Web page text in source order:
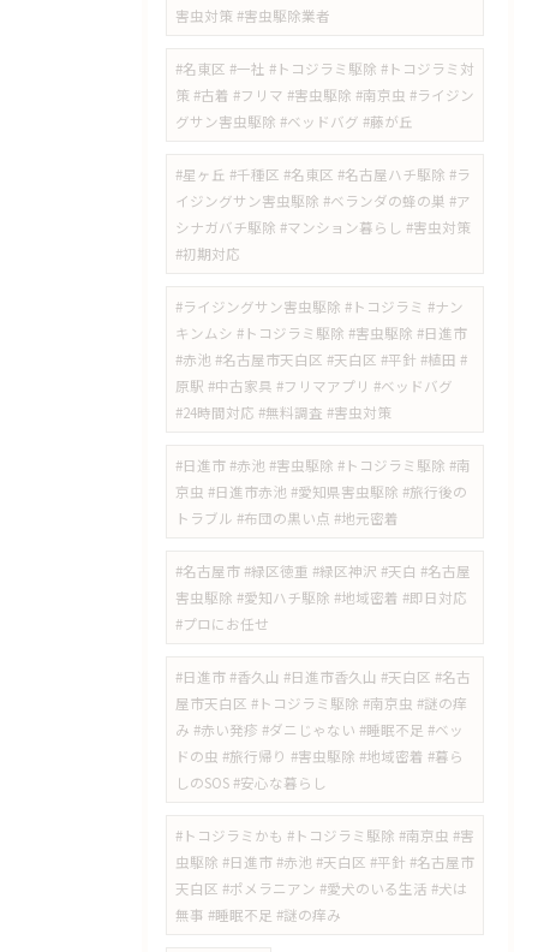
害虫対策 #害虫駆除業者
#名東区 #一社 #トコジラミ駆除 #トコジラミ対
策 #古着 #フリマ #害虫駆除 #南京虫 #ライジン
グサン害虫駆除 #ベッドバグ #藤が丘
#星ヶ丘 #千種区 #名東区 #名古屋ハチ駆除 #ラ
イジングサン害虫駆除 #ベランダの蜂の巣 #ア
シナガバチ駆除 #マンション暮らし #害虫対策
#初期対応
#ライジングサン害虫駆除 #トコジラミ #ナン
キンムシ #トコジラミ駆除 #害虫駆除 #日進市
#赤池 #名古屋市天白区 #天白区 #平針 #植田 #
原駅 #中古家具 #フリマアプリ #ベッドバグ
#24時間対応 #無料調査 #害虫対策
​#日進市 #赤池 #害虫駆除 #トコジラミ駆除 #南
京虫 #日進市赤池 #愛知県害虫駆除 #旅行後の
トラブル #布団の黒い点 #地元密着
#名古屋市 #緑区徳重 #緑区神沢 #天白 #名古屋
害虫駆除 #愛知ハチ駆除 #地域密着 #即日対応
#プロにお任せ
​#日進市 #香久山 #日進市香久山 #天白区 #名古
屋市天白区 #トコジラミ駆除 #南京虫 #謎の痒
み #赤い発疹 #ダニじゃない #睡眠不足 #ベッ
ドの虫 #旅行帰り #害虫駆除 #地域密着 #暮ら
しのSOS #安心な暮らし
​#トコジラミかも #トコジラミ駆除 #南京虫 #害
虫駆除 #日進市 #赤池 #天白区 #平針 #名古屋市
天白区 #ポメラニアン #愛犬のいる生活 #犬は
無事 #睡眠不足 #謎の痒み